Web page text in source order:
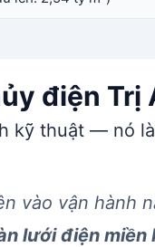
điện Trị
kỹ thuật — nó
vào vận hành
lưới điện miền